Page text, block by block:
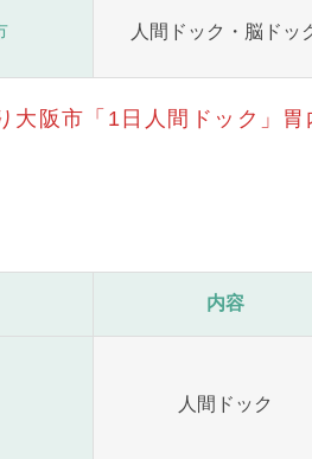
人間ドック・脳ドッ
阪市「1日人間ドック」胃
内容
人間ドック